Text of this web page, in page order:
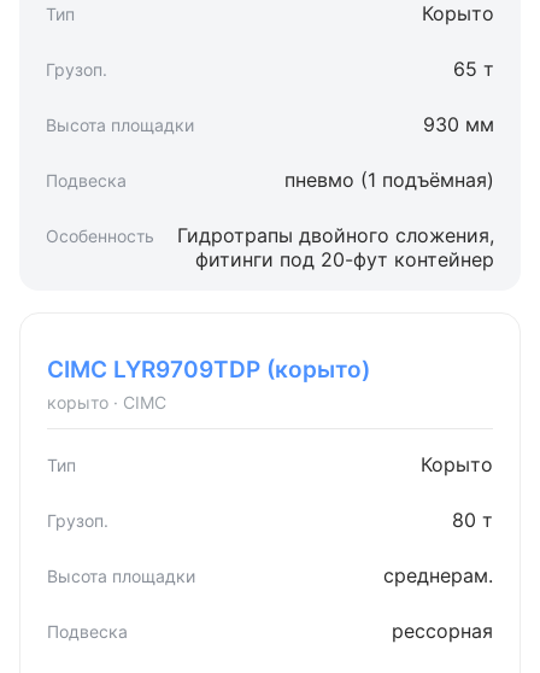
Корыто
65 т
930 мм
пневмо (1 подъёмная)
Гидротрапы двойного сложения,
фитинги под 20-фут контейнер
CIMC LYR9709TDP (корыто)
корыто · CIMC
Корыто
80 т
среднерам.
рессорная